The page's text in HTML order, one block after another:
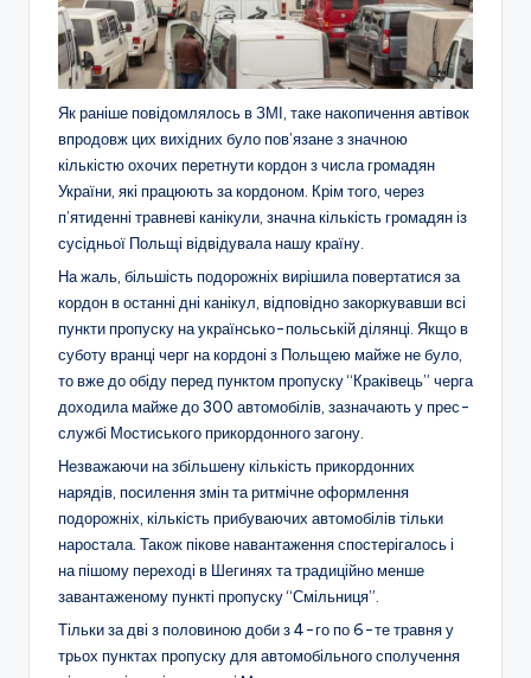
Як раніше повідомлялось в ЗМІ, таке накопичення автівок
впродовж цих вихідних було пов’язане з значною
кількістю охочих перетнути кордон з числа громадян
України, які працюють за кордоном. Крім того, через
п’ятиденні травневі канікули, значна кількість громадян із
сусідньої Польщі відвідувала нашу країну.
На жаль, більшість подорожніх вирішила повертатися за
кордон в останні дні канікул, відповідно закоркувавши всі
пункти пропуску на українсько-польській ділянці. Якщо в
суботу вранці черг на кордоні з Польщею майже не було,
то вже до обіду перед пунктом пропуску “Краківець” черга
доходила майже до 300 автомобілів, зазначають у прес-
службі Мостиського прикордонного загону.
Незважаючи на збільшену кількість прикордонних
нарядів, посилення змін та ритмічне оформлення
подорожніх, кількість прибуваючих автомобілів тільки
наростала. Також пікове навантаження спостерігалось і
на пішому переході в Шегинях та традиційно менше
завантаженому пункті пропуску “Смільниця”.
Тільки за дві з половиною доби з 4-го по 6-те травня у
трьох пунктах пропуску для автомобільного сполучення